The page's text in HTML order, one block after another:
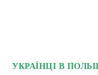
УКРАЇНЦІ В